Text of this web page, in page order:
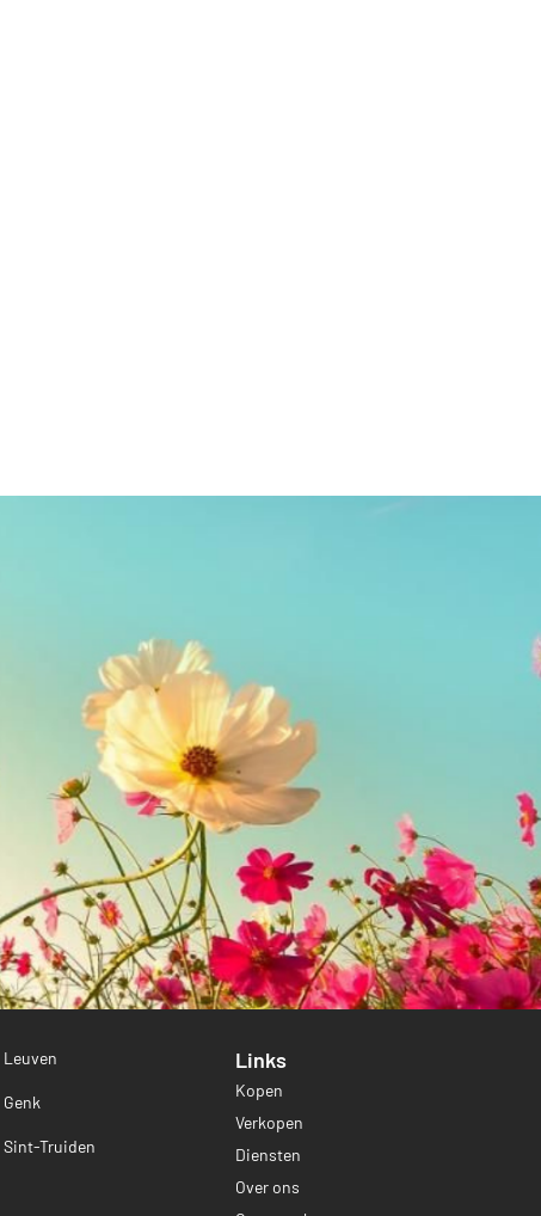
Leuven
Sint-Truiden
Links
Kopen
Verkopen
Diensten
Over ons